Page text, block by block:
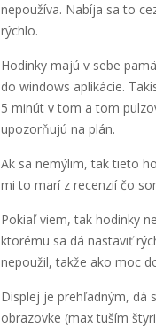
nepoužíva. Nabíja sa to
rýchlo.
Hodinky majú v sebe
do windows aplikácie.
5 minút v tom a tom
upozorňujú na plán.
Ak sa nemýlim, tak tieto
mi to marí z recenzií čo
Pokiaľ viem, tak hodinky
ktorému sa dá nastaviť
nepoužil, takže ako moc
Displej je prehľadným, dá
obrazovke (max tuším